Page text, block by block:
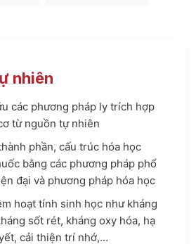
nhiên
các phương pháp ly trích hợp
từ nguồn tự nhiên
phần, cấu trúc hóa học
bằng các phương pháp phổ
đại và phương pháp hóa học
hoạt tính sinh học như kháng
sốt rét, kháng oxy hóa, hạ
cải thiện trí nhớ,…